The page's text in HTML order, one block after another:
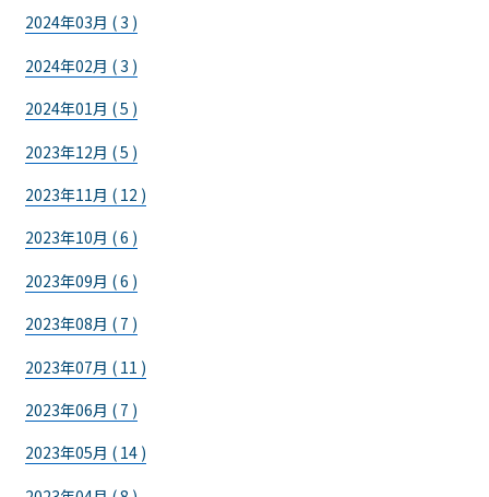
2024年03月 ( 3 )
2024年02月 ( 3 )
2024年01月 ( 5 )
2023年12月 ( 5 )
2023年11月 ( 12 )
2023年10月 ( 6 )
2023年09月 ( 6 )
2023年08月 ( 7 )
2023年07月 ( 11 )
2023年06月 ( 7 )
2023年05月 ( 14 )